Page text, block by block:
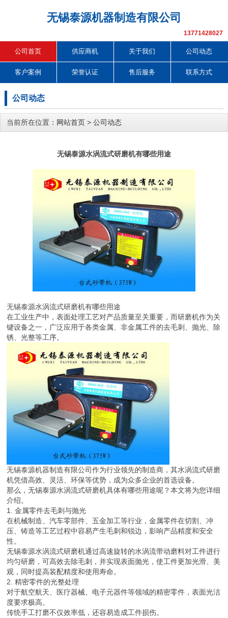
无锡泰源机器制造有限公司
13771428027
公司首页 供应商机 关于我们 公司动态
客户案例 荣誉认证 售后服务 联系方式
公司动态
当前所在位置： 网站首页 > 公司动态
无锡泰源水涡流式研磨机有哪些用途
无锡泰源水涡流式研磨机有哪些用途
在工业生产中，表面处理工艺对产品质量至关重要，而研磨机作为关
键设备之一，广泛应用于各类金属、非金属工件的去毛刺、抛光、除
锈、光整等工序。
无锡泰源机器制造有限公司作为行业领先的制造商，其水涡流式研磨
机凭借高效、灵活、环保等优势，成为众多企业的首选设备。
那么，无锡泰源水涡流式研磨机具体有哪些用途呢？本文将为您详细
介绍。
1. 金属零件去毛刺与抛光
在机械制造、汽车零部件、五金加工等行业，金属零件在切割、冲
压、铸造等工艺过程中容易产生毛刺和锐边，影响产品精度和安全
性。
无锡泰源水涡流式研磨机通过高速旋转的水涡流带动磨料对工件进行
均匀研磨，可高效去除毛刺，并实现表面抛光，使工件更加光滑、美
观，同时提高装配精度和使用寿命。
2. 精密零件的光整处理
对于航空航天、医疗器械、电子元器件等领域的精密零件，表面光洁
度要求极高。
传统手工打磨不仅效率低，还容易造成工件损伤。